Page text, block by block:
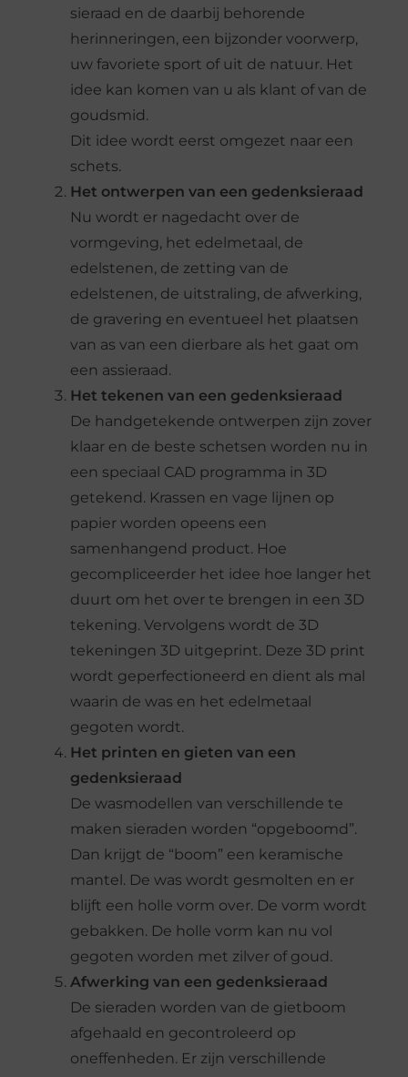
sieraad en de daarbij behorende
herinneringen, een bijzonder voorwerp,
uw favoriete sport of uit de natuur. Het
idee kan komen van u als klant of van de
goudsmid.
Dit idee wordt eerst omgezet naar een
schets.
Het ontwerpen van een gedenksieraad
Nu wordt er nagedacht over de
vormgeving, het edelmetaal, de
edelstenen, de zetting van de
edelstenen, de uitstraling, de afwerking,
de gravering en eventueel het plaatsen
van as van een dierbare als het gaat om
een assieraad.
Het tekenen van een gedenksieraad
De handgetekende ontwerpen zijn zover
klaar en de beste schetsen worden nu in
een speciaal CAD programma in 3D
getekend. Krassen en vage lijnen op
papier worden opeens een
samenhangend product. Hoe
gecompliceerder het idee hoe langer het
duurt om het over te brengen in een 3D
tekening. Vervolgens wordt de 3D
tekeningen 3D uitgeprint. Deze 3D print
wordt geperfectioneerd en dient als mal
waarin de was en het edelmetaal
gegoten wordt.
Het printen en gieten van een
gedenksieraad
De wasmodellen van verschillende te
maken sieraden worden “opgeboomd”.
Dan krijgt de “boom” een keramische
mantel. De was wordt gesmolten en er
blijft een holle vorm over. De vorm wordt
gebakken. De holle vorm kan nu vol
gegoten worden met zilver of goud.
Afwerking van een gedenksieraad
De sieraden worden van de gietboom
afgehaald en gecontroleerd op
oneffenheden. Er zijn verschillende